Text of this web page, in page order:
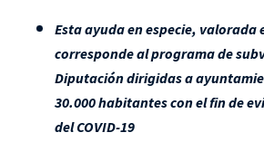
Esta ayuda en especie, valorada
corresponde al programa de
Diputación dirigidas a
30.000 habitantes con el fin de
del COVID-19